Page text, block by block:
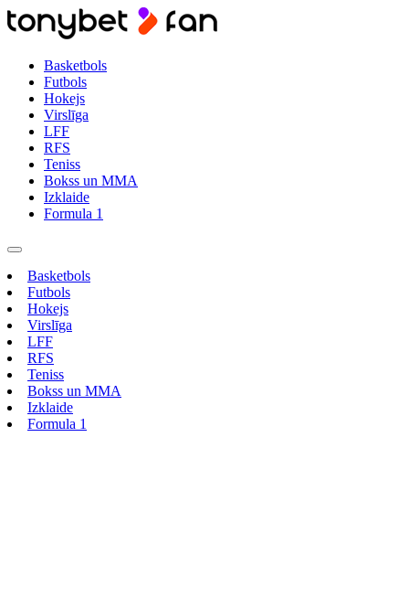
Basketbols
Futbols
Hokejs
Virslīga
LFF
RFS
Teniss
Bokss un MMA
Izklaide
Formula 1
Basketbols
Futbols
Hokejs
Virslīga
LFF
RFS
Teniss
Bokss un MMA
Izklaide
Formula 1